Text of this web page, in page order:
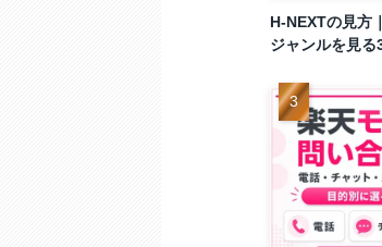
H-NEXTの見方
ジャンルを見る